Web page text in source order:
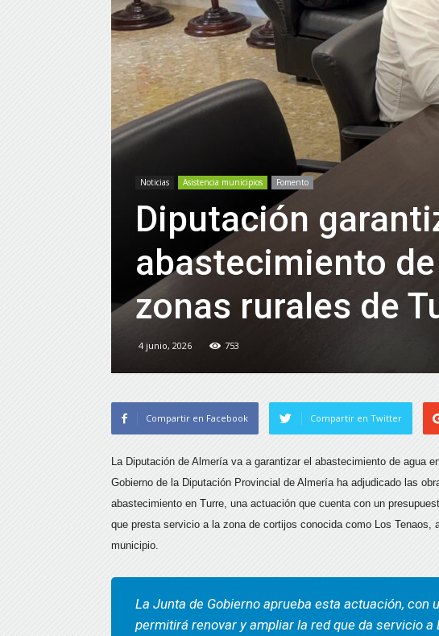
Noticias Asistencia municipios Fomento
Diputación
abastecimiento
zonas rurales de
4 junio, 2026 753
Compartir en Facebook Compartir en Twitter
La Diputación de Almería va a garantizar el abastecimiento de agua
Gobierno de la Diputación Provincial de Almería ha adjudicado las
abastecimiento en Turre, una actuación que cuenta con un
que presta servicio a la zona de cortijos conocida como Los Tenaos,
municipio.
La Junta de Gobierno aprueba esta actuación, con
permitirá renovar y ampliar la red que da servicio a